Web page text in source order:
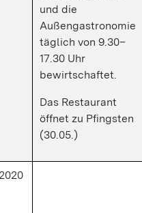
und die
Außengastronomie
täglich von 9.30–
17.30 Uhr
bewirtschaftet.
Das Restaurant
öffnet zu Pfingsten
(30.05.)